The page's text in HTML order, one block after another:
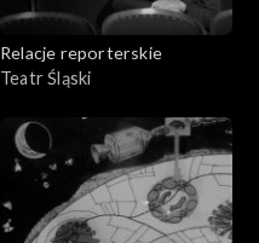
Relacje reporterskie
Teatr Śląski